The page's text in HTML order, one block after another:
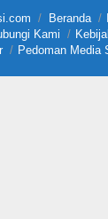
Beranda
Kami
Pedoman Media